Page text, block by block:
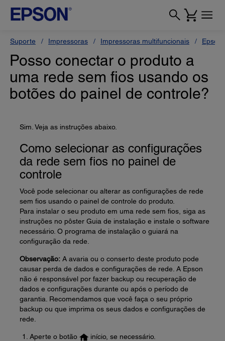
Suporte Impressoras Impressoras multifuncionais Epson
Posso conectar o produto a
uma rede sem fios usando os
botões do painel de controle?
Sim. Veja as instruções abaixo.
Como selecionar as configurações
da rede sem fios no painel de
controle
Você pode selecionar ou alterar as configurações de rede
sem fios usando o painel de controle do produto.
Para instalar o seu produto em uma rede sem fios, siga as
instruções no pôster Guia de instalação e instale o software
necessário. O programa de instalação o guiará na
configuração da rede.
Observação: A avaria ou o conserto deste produto pode
causar perda de dados e configurações de rede. A Epson
não é responsável por fazer backup ou recuperação de
dados e configurações durante ou após o período de
garantia. Recomendamos que você faça o seu próprio
backup ou que imprima os seus dados e configurações de
rede.
Aperte o botão
início, se necessário.